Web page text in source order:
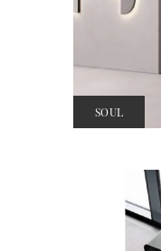
SOUL